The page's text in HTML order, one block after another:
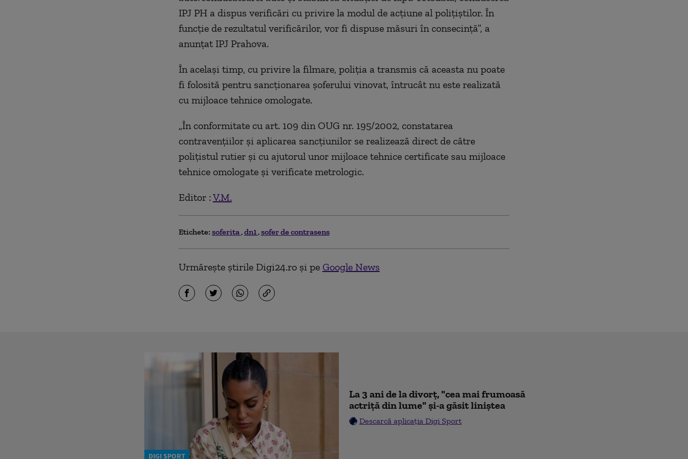
IPJ PH a dispus verificări cu privire la modul de acțiune al polițiștilor. În
funcţie de rezultatul verificărilor, vor fi dispuse măsuri în consecinţă”, a
anunțat IPJ Prahova.
În același timp, cu privire la filmare, poliția a transmis că aceasta nu poate
fi folosită pentru sancționarea șoferului vinovat, întrucât nu este realizată
cu mijloace tehnice omologate.
„În conformitate cu art. 109 din OUG nr. 195/2002, constatarea
contravențiilor și aplicarea sancțiunilor se realizează direct de către
polițistul rutier și cu ajutorul unor mijloace tehnice certificate sau mijloace
tehnice omologate și verificate metrologic.
Editor : V.M.
Etichete: soferita dn1 sofer de contrasens
Urmărește știrile Digi24.ro și pe Google News
DIGI SPORT
La 3 ani de la divorț, "cea mai frumoasă
actriță din lume" și-a găsit liniștea
Descarcă aplicația Digi Sport